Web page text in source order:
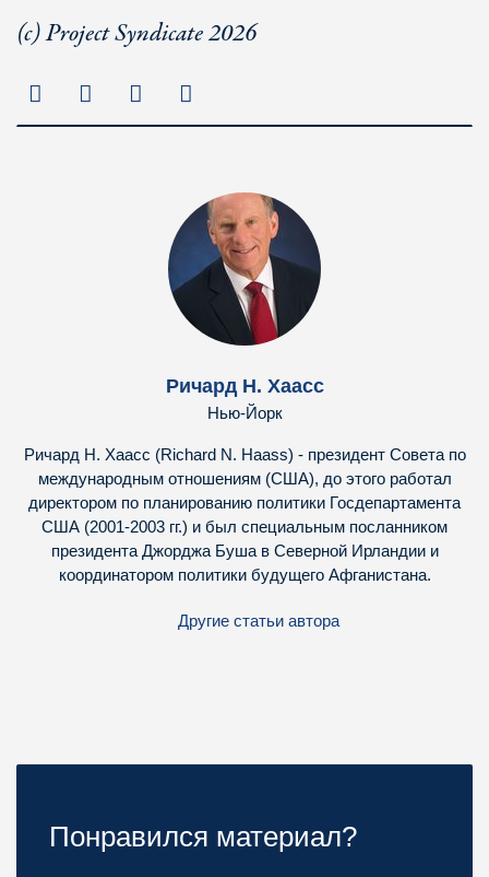
(c) Project Syndicate 2026
Ричард Н. Хаасс
Нью-Йорк
Ричард Н. Хаасс (Richard N. Haass) - президент Совета по
международным отношениям (США), до этого работал
директором по планированию политики Госдепартамента
США (2001-2003 гг.) и был специальным посланником
президента Джорджа Буша в Северной Ирландии и
координатором политики будущего Афганистана.
Другие статьи автора
Понравился материал?